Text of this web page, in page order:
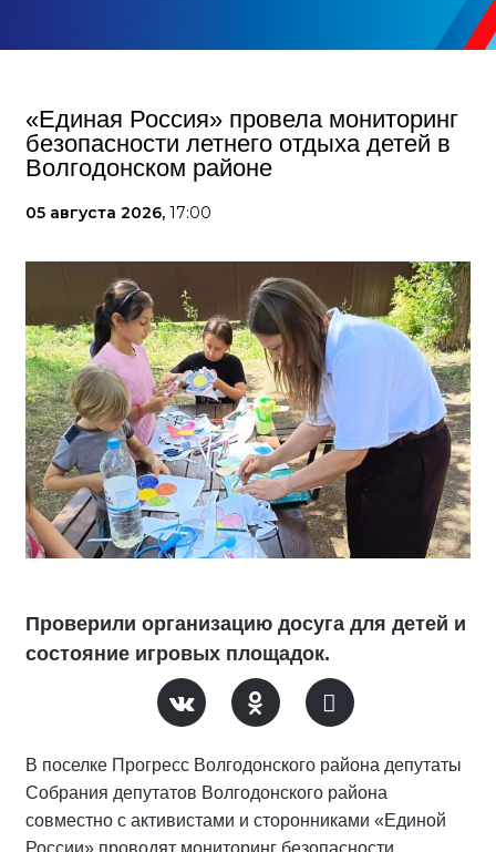
«Единая Россия» провела мониторинг
безопасности летнего отдыха детей в
Волгодонском районе
05 августа 2026, 17:00
Проверили организацию досуга для детей и
состояние игровых площадок.
В поселке Прогресс Волгодонского района депутаты
Собрания депутатов Волгодонского района
совместно с активистами и сторонниками «Единой
России» проводят мониторинг безопасности